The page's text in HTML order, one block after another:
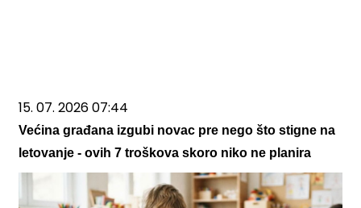
15. 07. 2026 07:44
Većina građana izgubi novac pre nego što stigne na
letovanje - ovih 7 troškova skoro niko ne planira